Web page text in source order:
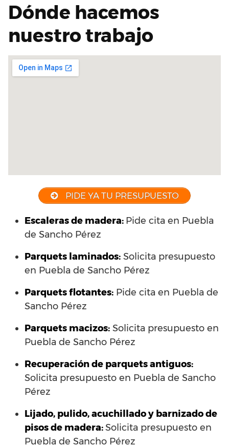
Dónde hacemos
nuestro trabajo
PIDE YA TU PRESUPUESTO
Escaleras de madera: Pide cita en Puebla
de Sancho Pérez
Parquets laminados: Solicita presupuesto
en Puebla de Sancho Pérez
Parquets flotantes: Pide cita en Puebla de
Sancho Pérez
Parquets macizos: Solicita presupuesto en
Puebla de Sancho Pérez
Recuperación de parquets antiguos:
Solicita presupuesto en Puebla de Sancho
Pérez
Lijado, pulido, acuchillado y barnizado de
pisos de madera:Solicita presupuesto en
Puebla de Sancho Pérez